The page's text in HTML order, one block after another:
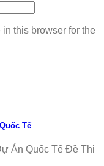
this browser for the
Tế
Án Quốc Tế Đề Thi